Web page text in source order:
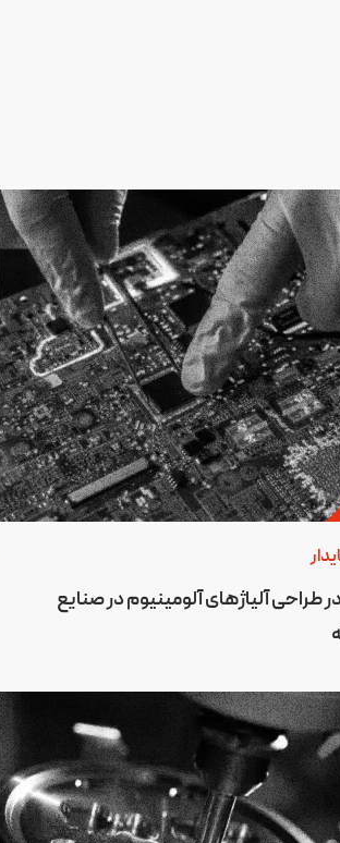
طراحی آلیاژهای آلومینیوم در صنایع